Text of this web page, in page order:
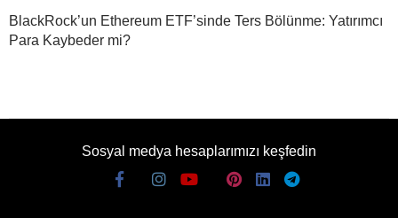
BlackRock’un Ethereum ETF’sinde Ters Bölünme: Yatırımcı
Para Kaybeder mi?
Sosyal medya hesaplarımızı keşfedin